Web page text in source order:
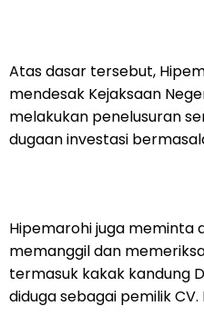
Atas dasar tersebut,
mendesak Kejaksaan
melakukan penelusuran
dugaan investasi
Hipemarohi juga meminta
memanggil dan
termasuk kakak kandung
diduga sebagai pemilik